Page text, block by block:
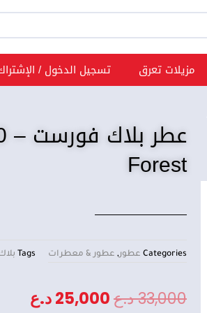
مزيلات تعرق تسجيل الدخول /
Forest
Categories عطور, عطور & معطرات Tags
33,000د.عالسعر
25,000د.ع